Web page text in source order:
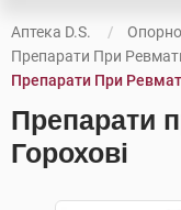
Аптека D.S.
Препарати При
Препарати При
Препарати
Горохові